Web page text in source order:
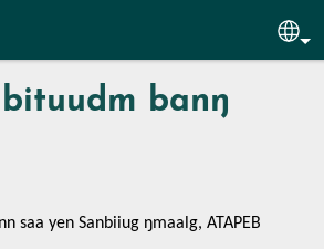
banŋ
saa yen Sanbiiug ŋmaalg, ATAPEB